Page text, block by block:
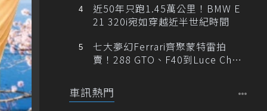
近50年只跑1.45萬公里！BMW E
21 320i宛如穿越近半世紀時間
七大夢幻Ferrari齊聚蒙特雷拍
賣！288 GTO、F40到Luce Cha
車訊熱門